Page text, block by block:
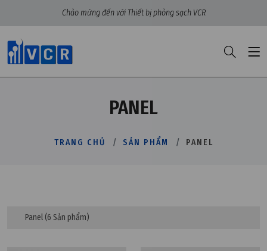
Chào mừng đến với Thiết bị phòng sạch VCR
PANEL
TRANG CHỦ SẢN PHẨM PANEL
Panel (6 Sản phẩm)